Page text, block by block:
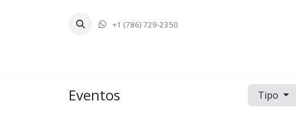
+1 (786) 729-2350
Eventos Tipo